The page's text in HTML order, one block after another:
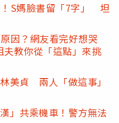
S媽臉書留「7字」 坦
因？網友看完好想哭
夫教你從「這點」來挑
美貞 兩人「做這事」
」共乘機車！警方無法